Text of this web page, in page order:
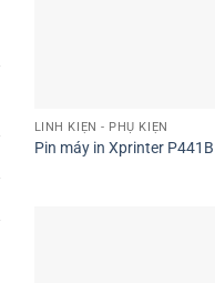
LINH KIỆN - PHỤ KIỆN
Pin máy in Xprinter P441B